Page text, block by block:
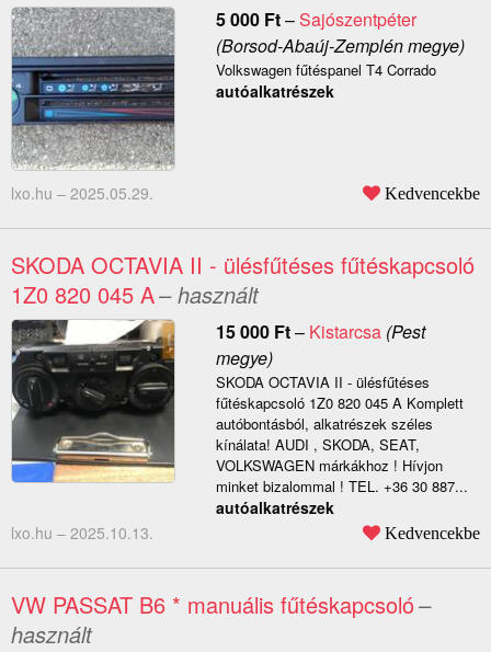
5 000 Ft–Sajószentpéter
(Borsod-Abaúj-Zemplén megye)
Volkswagen fűtéspanel T4 Corrado
autóalkatrészek
lxo.hu – 2025.05.29. Kedvencekbe
SKODA OCTAVIA II - ülésfűtéses fűtéskapcsoló
1Z0 820 045 A– használt
15 000 Ft– Kistarcsa(Pest
megye)
SKODA OCTAVIA II - ülésfűtéses
fűtéskapcsoló 1Z0 820 045 A Komplett
autóbontásból, alkatrészek széles
kínálata! AUDI , SKODA, SEAT,
VOLKSWAGEN márkákhoz ! Hívjon
minket bizalommal ! TEL. +36 30 887...
autóalkatrészek
lxo.hu – 2025.10.13. Kedvencekbe
VW PASSAT B6 * manuális fűtéskapcsoló–
használt